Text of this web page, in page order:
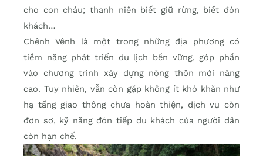
cho con cháu; thanh niên biết giữ rừng, biết đón
khách…
Chênh Vênh là một trong những địa phương có
tiềm năng phát triển du lịch bền vững, góp phần
vào chương trình xây dựng nông thôn mới nâng
cao. Tuy nhiên, vẫn còn gặp không ít khó khăn như
hạ tầng giao thông chưa hoàn thiện, dịch vụ còn
đơn sơ, kỹ năng đón tiếp du khách của người dân
còn hạn chế.